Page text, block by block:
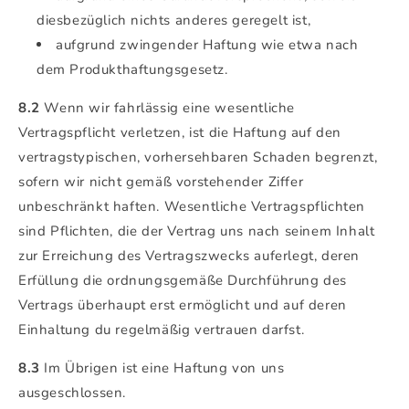
diesbezüglich nichts anderes geregelt ist,
aufgrund zwingender Haftung wie etwa nach
dem Produkthaftungsgesetz.
8.2 Wenn wir fahrlässig eine wesentliche
Vertragspflicht verletzen, ist die Haftung auf den
vertragstypischen, vorhersehbaren Schaden begrenzt,
sofern wir nicht gemäß vorstehender Ziffer
unbeschränkt haften. Wesentliche Vertragspflichten
sind Pflichten, die der Vertrag uns nach seinem Inhalt
zur Erreichung des Vertragszwecks auferlegt, deren
Erfüllung die ordnungsgemäße Durchführung des
Vertrags überhaupt erst ermöglicht und auf deren
Einhaltung du regelmäßig vertrauen darfst.
8.3 Im Übrigen ist eine Haftung von uns
ausgeschlossen.